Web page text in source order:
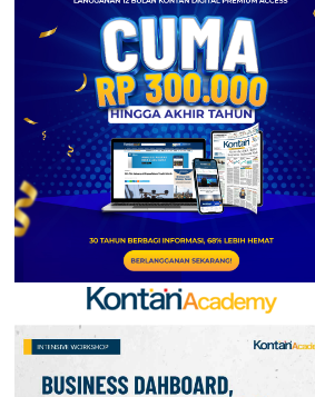
6
Telkom Rampungkan
Spin-Off InfraCo Tahap 2,
InfraNexia Perkuat
Wholesale Connectivity
7
Kimia Farma Raup Laba
Rp 54,07 Miliar di
Semester I-2026, Ini
Pendorongnya
STARFINDO Bidik
Perluasan Investasi dan
Pasar Global untuk
Startup Industri